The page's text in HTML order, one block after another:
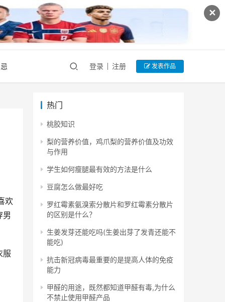
✕
登录 注册 发表作品
欢
男
服
热门
桃胶知识
梨的营养价值，鸡爪梨的营养价值及功效
与作用
学生如何瘦腿最有效的方法是什么
豆腐怎么做最好吃
罗红霉素氨溴索分散片和罗红霉素分散片
的区别是什么？
生姜发芽还能吃吗(生姜出芽了发青还能不
能吃)
抗击新冠病毒最重要的是提高人体的免疫
能力
甲醛的用途，既然都知道甲醛有毒,为什么
不禁止使用甲醛产品